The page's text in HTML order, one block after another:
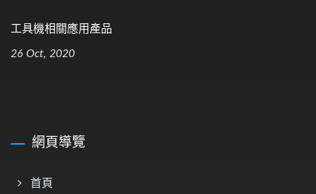
工具機相關應用產品
26 Oct, 2020
網頁導覽
首頁